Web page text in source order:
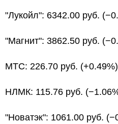
"Лукойл": 6342.00 руб.
"Магнит": 3862.50 руб.
МТС: 226.70 руб. (+0.49%)
НЛМК: 115.76 руб.
"Новатэк": 1061.00 руб.